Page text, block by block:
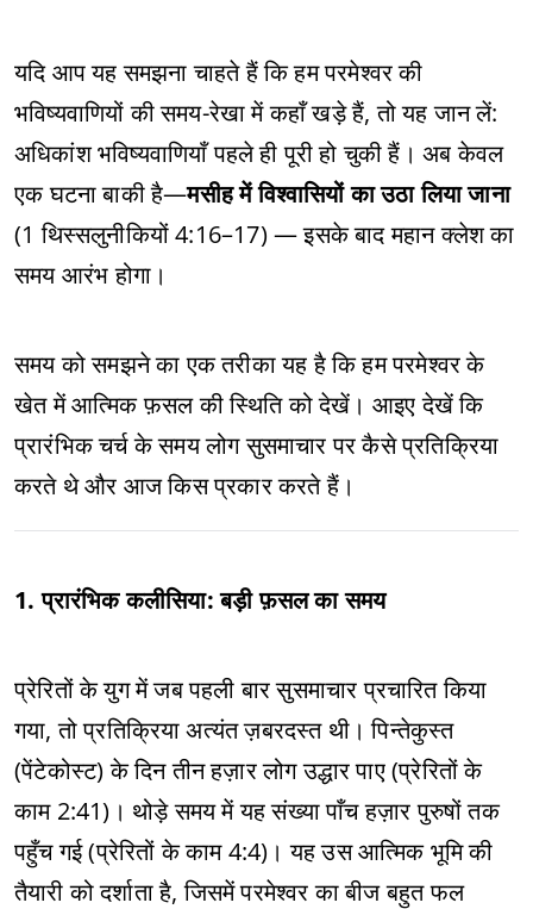
यदि आप यह समझना चाहते हैं कि हम परमेश्वर की
भविष्यवाणियों की समय-रेखा में कहाँ खड़े हैं, तो यह जान लें:
अधिकांश भविष्यवाणियाँ पहले ही पूरी हो चुकी हैं। अब केवल
एक घटना बाकी है—मसीह में विश्वासियों का उठा लिया जाना
(1 थिस्सलुनीकियों 4:16–17) — इसके बाद महान क्लेश का
समय आरंभ होगा।
समय को समझने का एक तरीका यह है कि हम परमेश्वर के
खेत में आत्मिक फ़सल की स्थिति को देखें। आइए देखें कि
प्रारंभिक चर्च के समय लोग सुसमाचार पर कैसे प्रतिक्रिया
करते थे और आज किस प्रकार करते हैं।
1. प्रारंभिक कलीसिया: बड़ी फ़सल का समय
प्रेरितों के युग में जब पहली बार सुसमाचार प्रचारित किया
गया, तो प्रतिक्रिया अत्यंत ज़बरदस्त थी। पिन्तेकुस्त
(पेंटेकोस्ट) के दिन तीन हज़ार लोग उद्धार पाए (प्रेरितों के
काम 2:41)। थोड़े समय में यह संख्या पाँच हज़ार पुरुषों तक
पहुँच गई (प्रेरितों के काम 4:4)। यह उस आत्मिक भूमि की
तैयारी को दर्शाता है, जिसमें परमेश्वर का बीज बहुत फल